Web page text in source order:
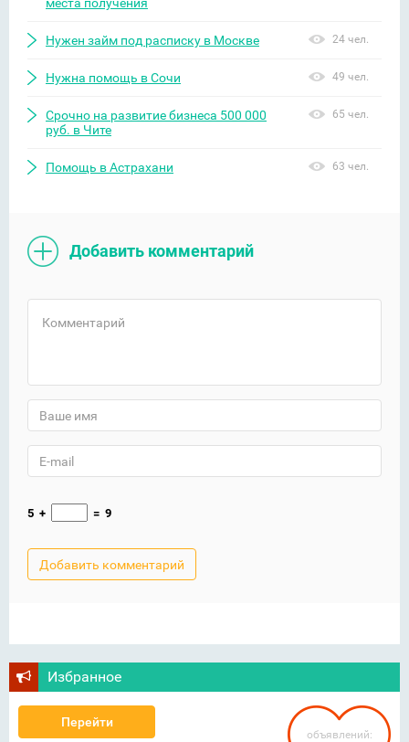
Нужен займ под расписку в Москве 24 чел.
Нужна помощь в Сочи 49 чел.
Срочно на развитие бизнеса 500 000
руб. в Чите
65 чел.
Помощь в Астрахани 63 чел.
Добавить комментарий
5 + = 9
Избранное
Перейти
объявлений: